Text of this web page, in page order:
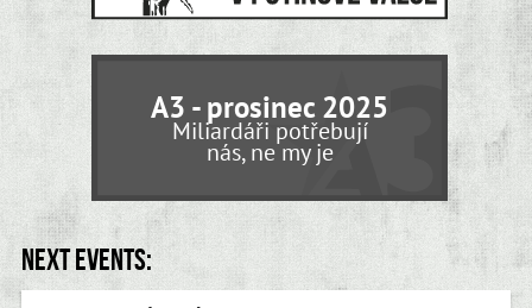
A3 - prosinec 2025
Miliardáři potřebují
nás, ne my je
Next events: